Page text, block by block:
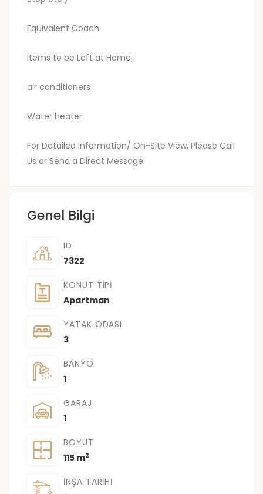
Equivalent Coach
Items to be Left at Home;
air conditioners
Water heater
For Detailed Information/ On-Site View, Please Call
Us or Send a Direct Message.
Genel Bilgi
ID
7322
KONUT TIPI
Apartman
YATAK ODASI
3
BANYO
1
GARAJ
1
BOYUT
115 m2
İNŞA TARIHI